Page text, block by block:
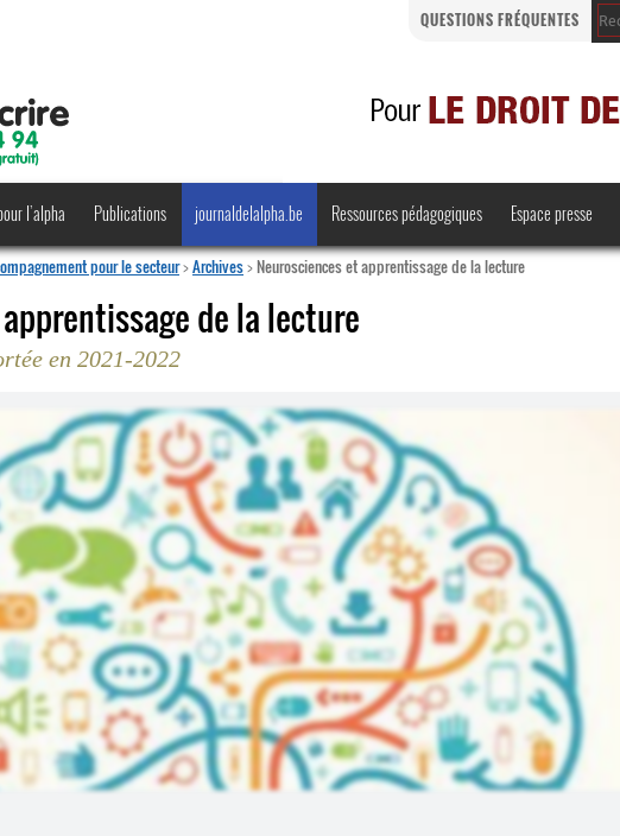
QUESTIONS FRÉQUENTES
l’alpha Publications
·
journaldelalpha.be Ressources pédagogiques
Bienvenue en Belgique
Espace presse
pour le secteur>Archives>Neurosciences et apprentissage de la lecture
de la lecture
en 2021-2022